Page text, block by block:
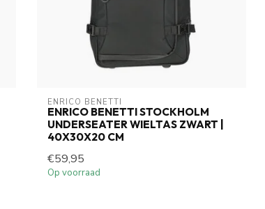
ENRICO BENETTI
ENRICO BENETTI STOCKHOLM
UNDERSEATER WIELTAS ZWART |
40X30X20 CM
€59,95
Op voorraad